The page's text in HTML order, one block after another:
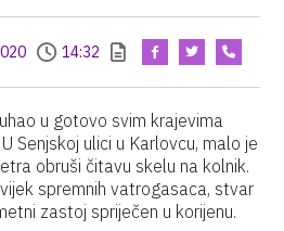
14:32
u gotovo svim krajevima
Senjskoj ulici u Karlovcu, malo je
obruši čitavu skelu na kolnik.
spremnih vatrogasaca, stvar
zastoj spriječen u korijenu.